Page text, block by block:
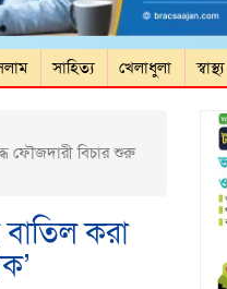
সাহিত্য খেলাধুলা স্বাস্থ্য
ফৌজদারী বিচার শুরু
বাতিল করা